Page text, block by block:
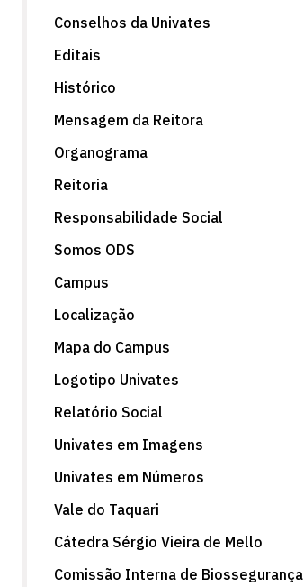
Conselhos da Univates
Editais
Histórico
Mensagem da Reitora
Organograma
Reitoria
Responsabilidade Social
Somos ODS
Campus
Localização
Mapa do Campus
Logotipo Univates
Relatório Social
Univates em Imagens
Univates em Números
Vale do Taquari
Cátedra Sérgio Vieira de Mello
Comissão Interna de Biossegurança